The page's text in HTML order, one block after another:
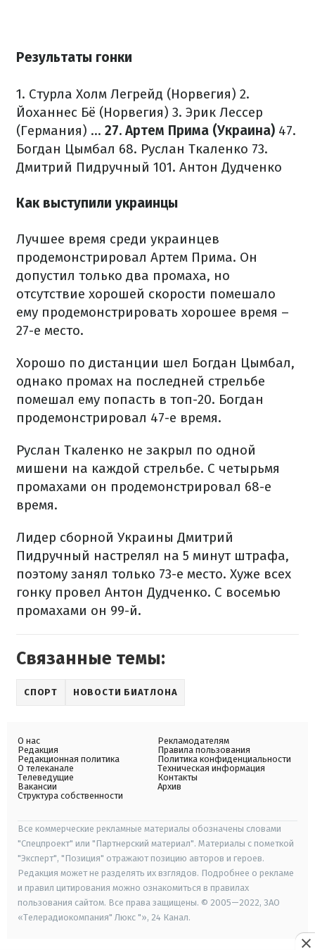
Результаты гонки
1. Стурла Холм Легрейд (Норвегия) 2.
Йоханнес Бё (Норвегия) 3. Эрик Лессер
(Германия) ... 27. Артем Прима (Украина) 47.
Богдан Цымбал 68. Руслан Ткаленко 73.
Дмитрий Пидручный 101. Антон Дудченко
Как выступили украинцы
Лучшее время среди украинцев
продемонстрировал Артем Прима. Он
допустил только два промаха, но
отсутствие хорошей скорости помешало
ему продемонстрировать хорошее время –
27-е место.
Хорошо по дистанции шел Богдан Цымбал,
однако промах на последней стрельбе
помешал ему попасть в топ-20. Богдан
продемонстрировал 47-е время.
Руслан Ткаленко не закрыл по одной
мишени на каждой стрельбе. С четырьмя
промахами он продемонстрировал 68-е
время.
Лидер сборной Украины Дмитрий
Пидручный настрелял на 5 минут штрафа,
поэтому занял только 73-е место. Хуже всех
гонку провел Антон Дудченко. С восемью
промахами он 99-й.
Связанные темы:
СПОРТ НОВОСТИ БИАТЛОНА
О нас
Редакция
Редакционная политика
О телеканале
Телеведущие
Вакансии
Структура собственности
Рекламодателям
Правила пользования
Политика конфиденциальности
Техническая информация
Контакты
Архив
Все коммерческие рекламные материалы обозначены словами
"Спецпроект" или "Партнерский материал". Материалы с пометкой
"Эксперт", "Позиция" отражают позицию авторов и героев.
Редакция может не разделять их взглядов. Подробнее о рекламе
и правил цитирования можно ознакомиться в правилах
пользования сайтом. Все права защищены. © 2005—2022, ЗАО
«Телерадиокомпания" Люкс "», 24 Канал.